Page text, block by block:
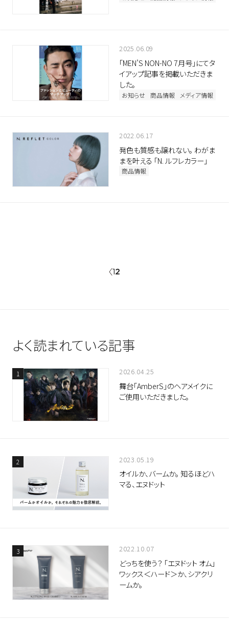
2025.06.09
「MEN’S NON-NO 7月号」にてタ
イアップ記事を掲載いただきま
した。
お知らせ 商品情報 メディア情報
2022.06.17
発色も質感も譲れない。 わがま
まを叶える 「N. ルフレカラー」
商品情報
12
よく読まれている記事
2026.04.25
舞台「AmberS」のヘアメイクに
ご使用いただきました。
2023.05.19
オイルか、バームか。 知るほどハ
マる、エヌドット
2022.10.07
どっちを使う？ 「エヌドット オム」
ワックス＜ハード＞か、シアクリ
ームか。